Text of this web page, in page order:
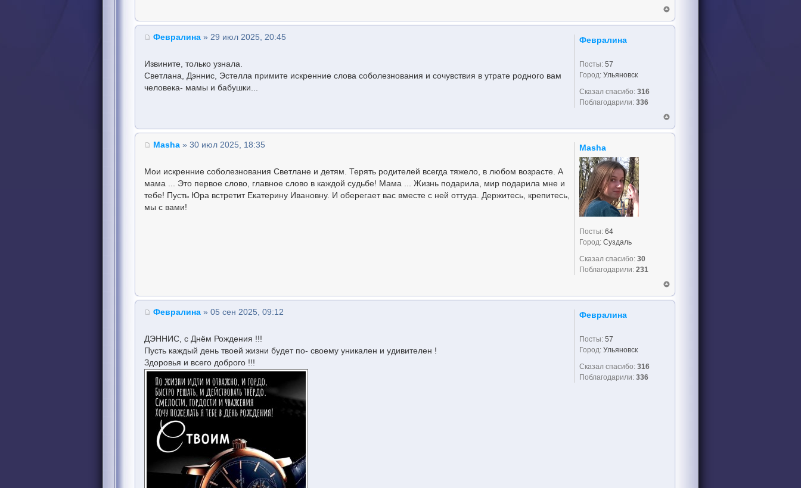
Февралина » 29 июл 2025, 20:45
Извините, только узнала.
Светлана, Дэннис, Эстелла примите искренние слова соболезнования и сочувствия в утрате родного вам
человека- мамы и бабушки...
Февралина
Посты: 57
Город: Ульяновск
Сказал спасибо: 316
Поблагодарили: 336
Masha » 30 июл 2025, 18:35
Мои искренние соболезнования Светлане и детям. Терять родителей всегда тяжело, в любом возрасте. А
мама ... Это первое слово, главное слово в каждой судьбе! Мама ... Жизнь подарила, мир подарила мне и
тебе! Пусть Юра встретит Екатерину Ивановну. И оберегает вас вместе с ней оттуда. Держитесь, крепитесь,
мы с вами!
Masha
Посты: 64
Город: Суздаль
Сказал спасибо: 30
Поблагодарили: 231
Февралина » 05 сен 2025, 09:12
ДЭННИС, с Днём Рождения !!!
Пусть каждый день твоей жизни будет по- своему уникален и удивителен !
Здоровья и всего доброго !!!
Февралина
Посты: 57
Город: Ульяновск
Сказал спасибо: 316
Поблагодарили: 336